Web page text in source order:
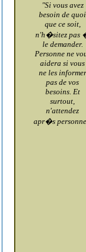
"Si vous avez
besoin de quoi
que ce soit,
n'h�sitez pas
le demander.
Personne ne
aidera si vous
ne les informer
pas de vos
besoins. Et
surtout,
n'attendez
apr�s